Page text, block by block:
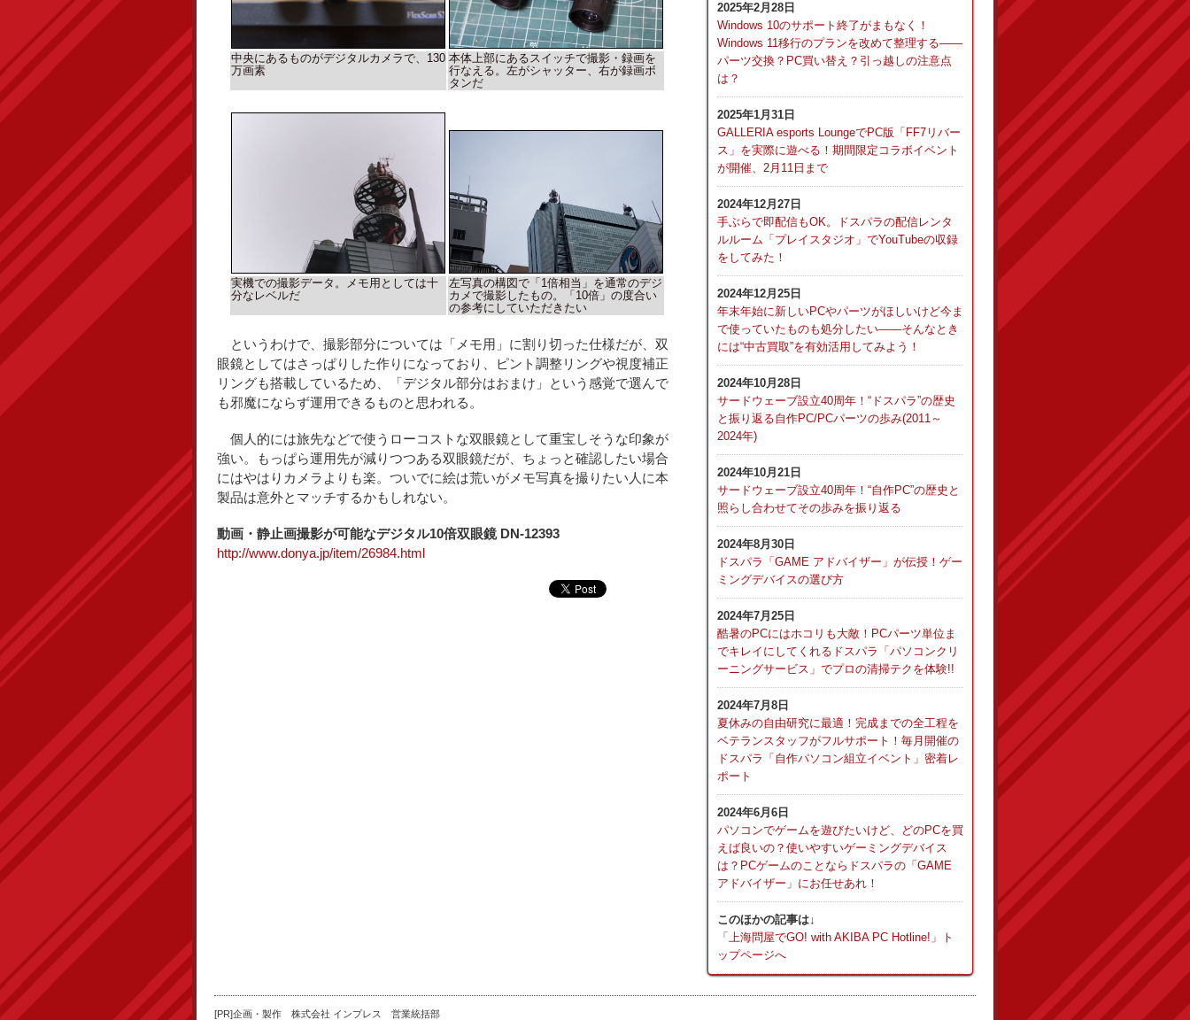
中央にあるものがデジタルカメラで、130
万画素
本体上部にあるスイッチで撮影・録画を
行なえる。左がシャッター、右が録画ボ
タンだ
実機での撮影データ。メモ用としては十
分なレベルだ
左写真の構図で「1倍相当」を通常のデジ
カメで撮影したもの。「10倍」の度合い
の参考にしていただきたい
というわけで、撮影部分については「メモ用」に割り切った仕様だが、双
眼鏡としてはさっぱりした作りになっており、ピント調整リングや視度補正
リングも搭載しているため、「デジタル部分はおまけ」という感覚で選んで
も邪魔にならず運用できるものと思われる。
個人的には旅先などで使うローコストな双眼鏡として重宝しそうな印象が
強い。もっぱら運用先が減りつつある双眼鏡だが、ちょっと確認したい場合
にはやはりカメラよりも楽。ついでに絵は荒いがメモ写真を撮りたい人に本
製品は意外とマッチするかもしれない。
動画・静止画撮影が可能なデジタル10倍双眼鏡 DN-12393
http://www.donya.jp/item/26984.html
2025年2月28日
Windows 10のサポート終了がまもなく！
Windows 11移行のプランを改めて整理する――
パーツ交換？PC買い替え？引っ越しの注意点
は？
2025年1月31日
GALLERIA esports LoungeでPC版「FF7リバー
ス」を実際に遊べる！期間限定コラボイベント
が開催、2月11日まで
2024年12月27日
手ぶらで即配信もOK。ドスパラの配信レンタ
ルルーム「プレイスタジオ」でYouTubeの収録
をしてみた！
2024年12月25日
年末年始に新しいPCやパーツがほしいけど今ま
で使っていたものも処分したい――そんなとき
には“中古買取”を有効活用してみよう！
2024年10月28日
サードウェーブ設立40周年！“ドスパラ”の歴史
と振り返る自作PC/PCパーツの歩み(2011～
2024年)
2024年10月21日
サードウェーブ設立40周年！“自作PC”の歴史と
照らし合わせてその歩みを振り返る
2024年8月30日
ドスパラ「GAME アドバイザー」が伝授！ゲー
ミングデバイスの選び方
2024年7月25日
酷暑のPCにはホコリも大敵！PCパーツ単位ま
でキレイにしてくれるドスパラ「パソコンクリ
ーニングサービス」でプロの清掃テクを体験!!
2024年7月8日
夏休みの自由研究に最適！完成までの全工程を
ベテランスタッフがフルサポート！毎月開催の
ドスパラ「自作パソコン組立イベント」密着レ
ポート
2024年6月6日
パソコンでゲームを遊びたいけど、どのPCを買
えば良いの？使いやすいゲーミングデバイス
は？PCゲームのことならドスパラの「GAME
アドバイザー」にお任せあれ！
このほかの記事は↓
「上海問屋でGO! with AKIBA PC Hotline!」ト
ップページへ
[PR]企画・製作 株式会社 インプレス 営業統括部